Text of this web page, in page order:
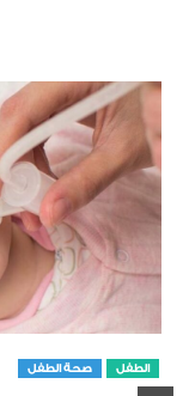
الطفل صحة الطفل